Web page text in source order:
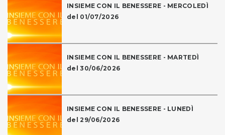
INSIEME CON IL BENESSERE - MERCOLEDÌ
del 01/07/2026
INSIEME CON IL BENESSERE - MARTEDÌ
del 30/06/2026
INSIEME CON IL BENESSERE - LUNEDÌ
del 29/06/2026